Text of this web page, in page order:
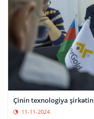
Çinin texnologiya
11-11-2024